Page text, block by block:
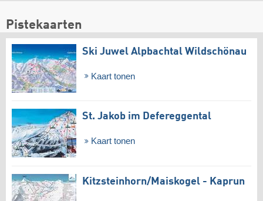
Pistekaarten
Ski Juwel Alpbachtal Wildschönau
Kaart tonen
St. Jakob im Defereggental
Kaart tonen
Kitzsteinhorn/​Maiskogel - Kaprun